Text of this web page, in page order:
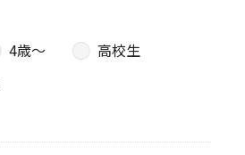
4歳〜
高校生